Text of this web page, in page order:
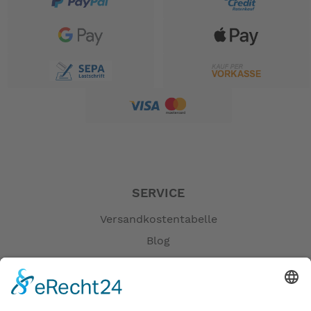
Die Betätigung der Klappen kann jederzeit auch
Klappenstellung wird durch Leuchtdioden-Balken
Sollte das Boot schwach motorisiert oder stark
hecklastig sein, nächstgrössere Klappe wählen.
SERVICE
Versandkostentabelle
Blog